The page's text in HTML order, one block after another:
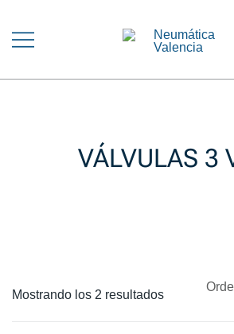
contenido
VÁLVULAS 3
Mostrando los 2 resultados